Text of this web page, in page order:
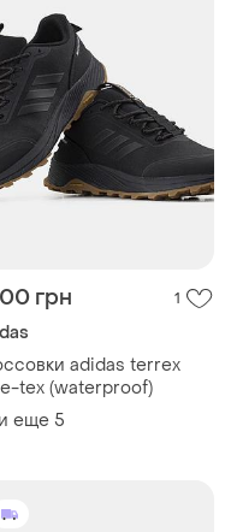
грн 1
adidas terrex
tex (waterproof)
и еще 5